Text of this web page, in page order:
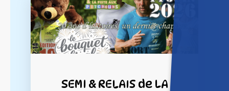
SEMI & RELAIS de LA